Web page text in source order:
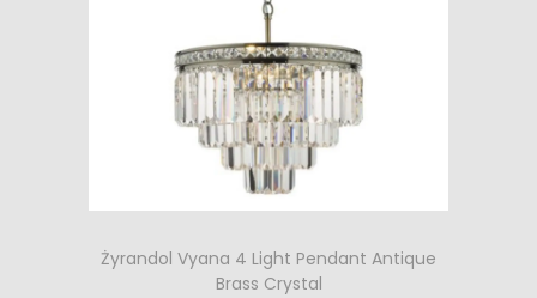
Żyrandol Vyana 4 Light Pendant Antique
Brass Crystal